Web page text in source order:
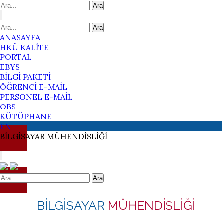
Ara
Ara
ANASAYFA
HKÜ KALİTE
PORTAL
EBYS
BİLGİ PAKETİ
ÖĞRENCİ E-MAİL
PERSONEL E-MAİL
OBS
KÜTÜPHANE
EN
BİLGİSAYAR MÜHENDİSLİĞİ
Ara
BİLGİSAYAR MÜHENDİSLİĞİ